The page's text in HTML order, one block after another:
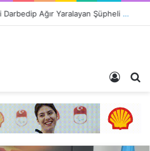
Ortopedik Engelli Bireyi Darbedip Ağır Yaralayan Şüpheli Tutuklandı
Giriş